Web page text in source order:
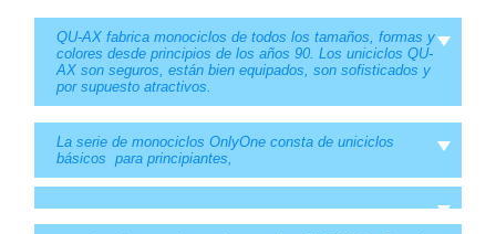
QU-AX fabrica monociclos de todos los tamaños, formas y
colores desde principios de los años 90. Los uniciclos QU-
AX son seguros, están bien equipados, son sofisticados y
por supuesto atractivos.
La serie de monociclos OnlyOne consta de uniciclos
básicos para principiantes,